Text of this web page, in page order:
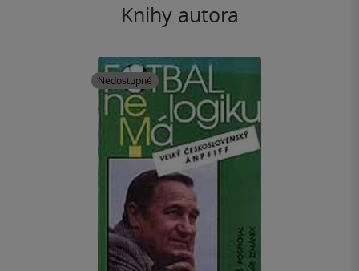
Knihy autora
Nedostupné